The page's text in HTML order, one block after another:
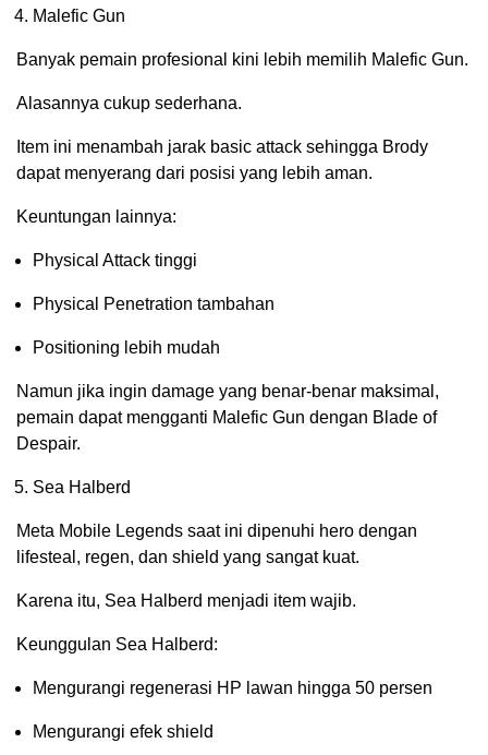
Malefic Gun
Banyak pemain profesional kini lebih memilih Malefic Gun.
Alasannya cukup sederhana.
Item ini menambah jarak basic attack sehingga Brody
dapat menyerang dari posisi yang lebih aman.
Keuntungan lainnya:
Physical Attack tinggi
Physical Penetration tambahan
Positioning lebih mudah
Namun jika ingin damage yang benar-benar maksimal,
pemain dapat mengganti Malefic Gun dengan Blade of
Despair.
Sea Halberd
Meta Mobile Legends saat ini dipenuhi hero dengan
lifesteal, regen, dan shield yang sangat kuat.
Karena itu, Sea Halberd menjadi item wajib.
Keunggulan Sea Halberd:
Mengurangi regenerasi HP lawan hingga 50 persen
Mengurangi efek shield